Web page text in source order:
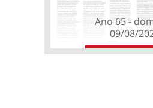
Ano 65 -
09/08/